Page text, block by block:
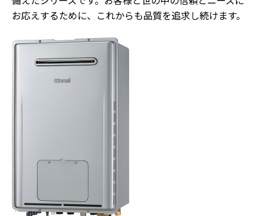
お応えするために、これからも品質を追求し続けます。